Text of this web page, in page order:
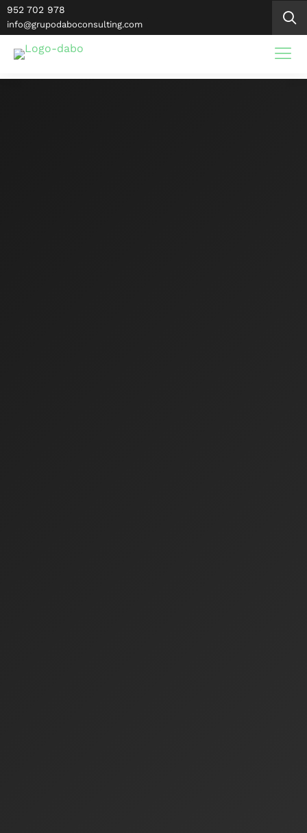
Saltar
al
952 702 978
info@grupodaboconsulting.com